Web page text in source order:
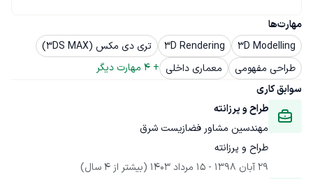
مهارت‌ها
3D Modelling
3D Rendering
تری دی مکس (3DS MAX)
طراحی مفهومی
معماری داخلی +
4 مهارت دیگر
سوابق کاری
طراح و پرزانته
مهندسین مشاور فضازیست شرق
طراح و پرزانته
29 آبان 1398
- 15 مرداد 1403
(بیشتر از 4 سال)